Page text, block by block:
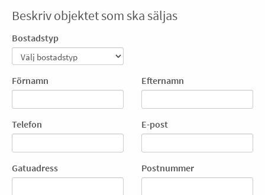
Beskriv objektet som ska säljas
Bostadstyp
Förnamn Efternamn
Telefon E-post
Gatuadress Postnummer